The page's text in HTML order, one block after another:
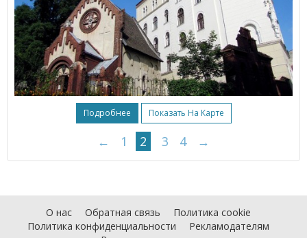
Подробнее Показать На Карте
← 1 2 3 4 →
О нас Обратная связь
Политика cookie
Политика конфиденциальности
Рекламодателям